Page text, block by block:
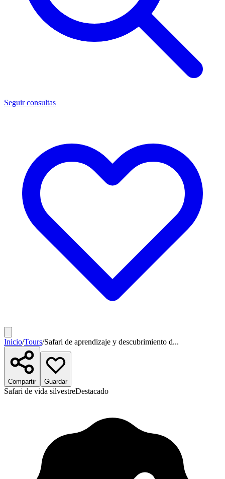
Seguir consultas
Inicio/Tours/Safari de aprendizaje y descubrimiento d...
Compartir Guardar
Safari de vida silvestreDestacado